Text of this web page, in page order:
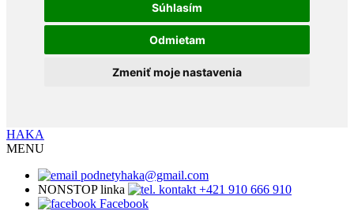
Súhlasím
Odmietam
Zmeniť moje nastavenia
HAKA
MENU
podnetyhaka@gmail.com
NONSTOP linka
+421 910 666 910
Facebook